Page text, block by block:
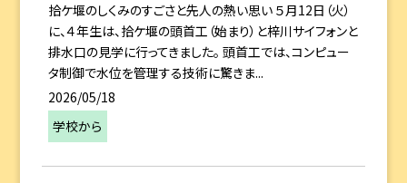
拾ケ堰のしくみのすごさと先人の熱い思い ５月12日（火）
に、４年生は、拾ケ堰の頭首工（始まり）と梓川サイフォンと
排水口の見学に行ってきました。 頭首工では、コンピュー
タ制御で水位を管理する技術に驚きま...
2026/05/18
学校から